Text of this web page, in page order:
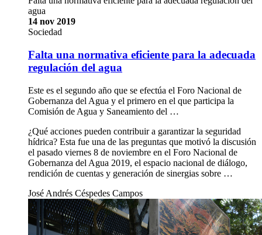
agua
14 nov 2019
Sociedad
Falta una normativa eficiente para la adecuada
regulación del agua
Este es el segundo año que se efectúa el Foro Nacional de
Gobernanza del Agua y el primero en el que participa la
Comisión de Agua y Saneamiento del …
¿Qué acciones pueden contribuir a garantizar la seguridad
hídrica? Esta fue una de las preguntas que motivó la discusión
el pasado viernes 8 de noviembre en el Foro Nacional de
Gobernanza del Agua 2019, el espacio nacional de diálogo,
rendición de cuentas y generación de sinergias sobre …
José Andrés Céspedes Campos